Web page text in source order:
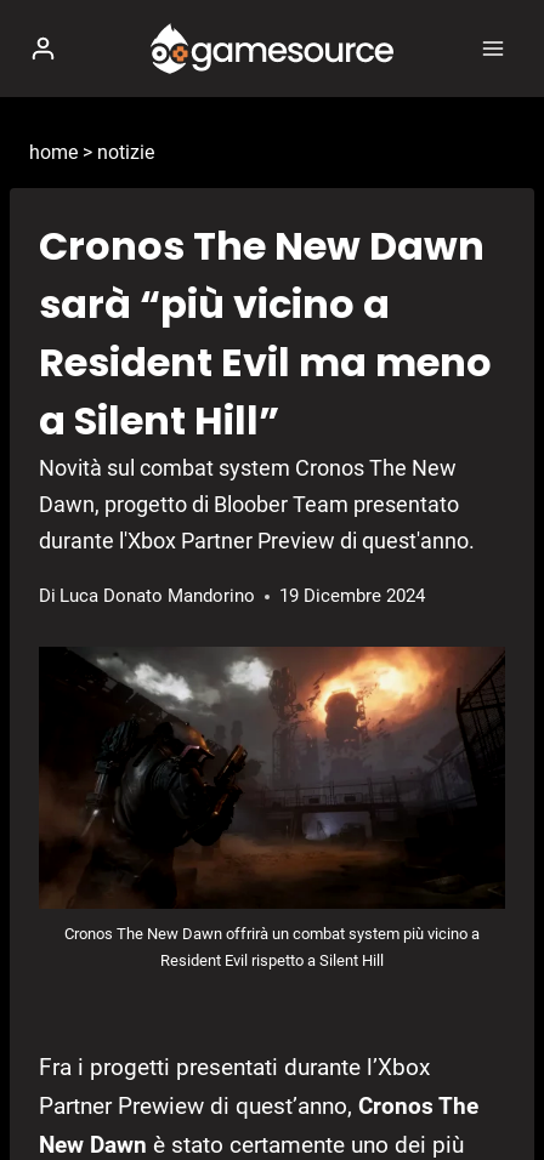
contenuto
home > notizie
Cronos The New Dawn
sarà “più vicino a
Resident Evil ma meno
a Silent Hill”
Novità sul combat system Cronos The New
Dawn, progetto di Bloober Team presentato
durante l'Xbox Partner Preview di quest'anno.
Di Luca Donato Mandorino 19 Dicembre 2024
Cronos The New Dawn offrirà un combat system più vicino a
Resident Evil rispetto a Silent Hill
Fra i progetti presentati durante l’Xbox
Partner Prewiew di quest’anno, Cronos The
New Dawn è stato certamente uno dei più